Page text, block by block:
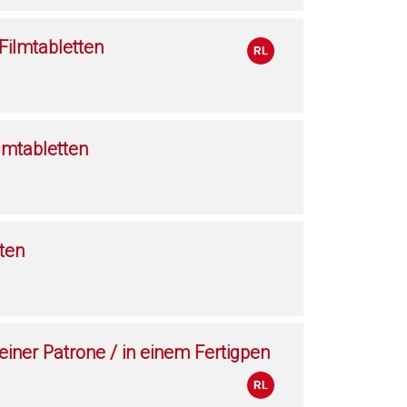
Patrone / in einem Fertigpen